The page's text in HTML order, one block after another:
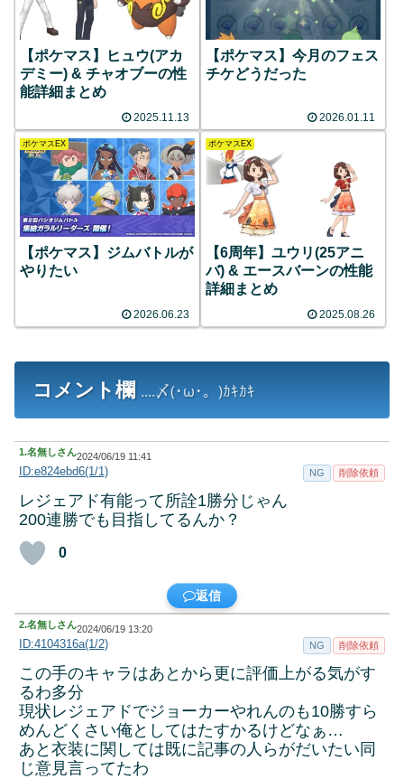
【ポケマス】ヒュウ(アカ
デミー) & チャオブーの性
能詳細まとめ
2025.11.13
【ポケマス】今月のフェス
チケどうだった
2026.01.11
ポケマスEX
【ポケマス】ジムバトルが
やりたい
2026.06.23
ポケマスEX
【6周年】ユウリ(25アニ
バ) & エースバーンの性能
詳細まとめ
2025.08.26
コメント欄 ....〆(･ω･。)ｶｷｶｷ
1.名無しさん2024/06/19 11:41
ID:e824ebd6(1/1) NG 削除依頼
レジェアド有能って所詮1勝分じゃん
200連勝でも目指してるんか？
0
返信
2.名無しさん2024/06/19 13:20
ID:4104316a(1/2) NG 削除依頼
この手のキャラはあとから更に評価上がる気がす
るわ多分
現状レジェアドでジョーカーやれんのも10勝すら
めんどくさい俺としてはたすかるけどなぁ…
あと衣装に関しては既に記事の人らがだいたい同
じ意見言ってたわ